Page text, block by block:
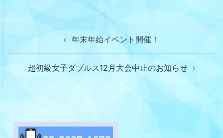
年末年始イベント開催！
超初級女子ダブルス12月大会中止のお知らせ